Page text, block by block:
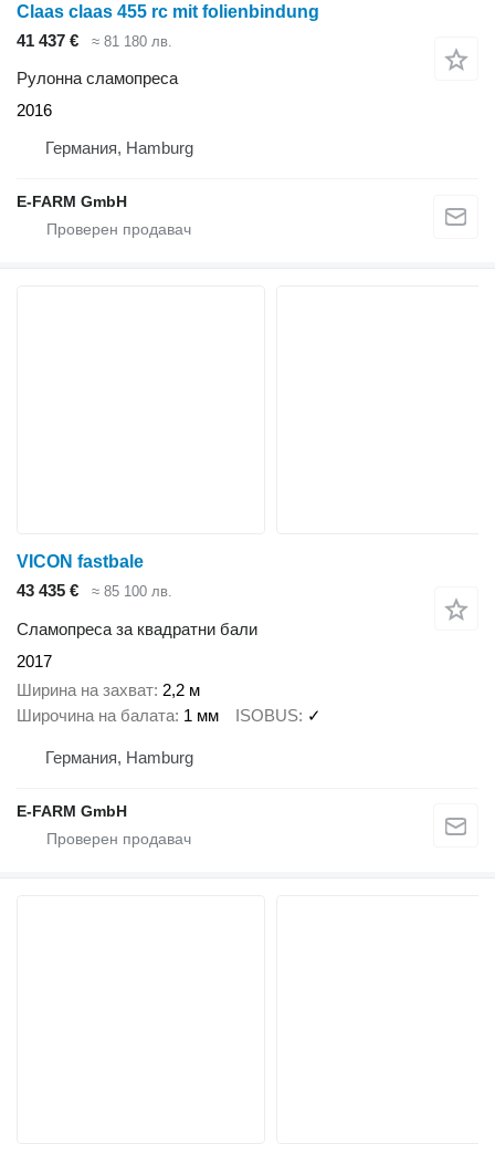
Claas claas 455 rc mit folienbindung
41 437 €
≈ 81 180 лв.
Рулонна сламопреса
2016
Германия, Hamburg
E-FARM GmbH
VICON fastbale
43 435 €
≈ 85 100 лв.
Сламопреса за квадратни бали
2017
Ширина на захват 2,2 м
Широчина на балата 1 мм ISOBUS ✓
Германия, Hamburg
E-FARM GmbH